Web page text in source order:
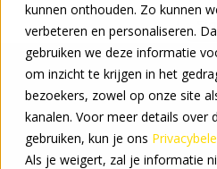
kunnen onthouden. Zo kunnen
verbeteren en personaliseren.
gebruiken we deze informatie
om inzicht te krijgen in het
bezoekers, zowel op onze site
kanalen. Voor meer details over
gebruiken, kun je ons
Als je weigert, zal je informatie